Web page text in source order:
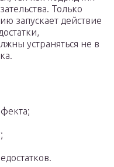
Только
запускает действие
устраняться не в